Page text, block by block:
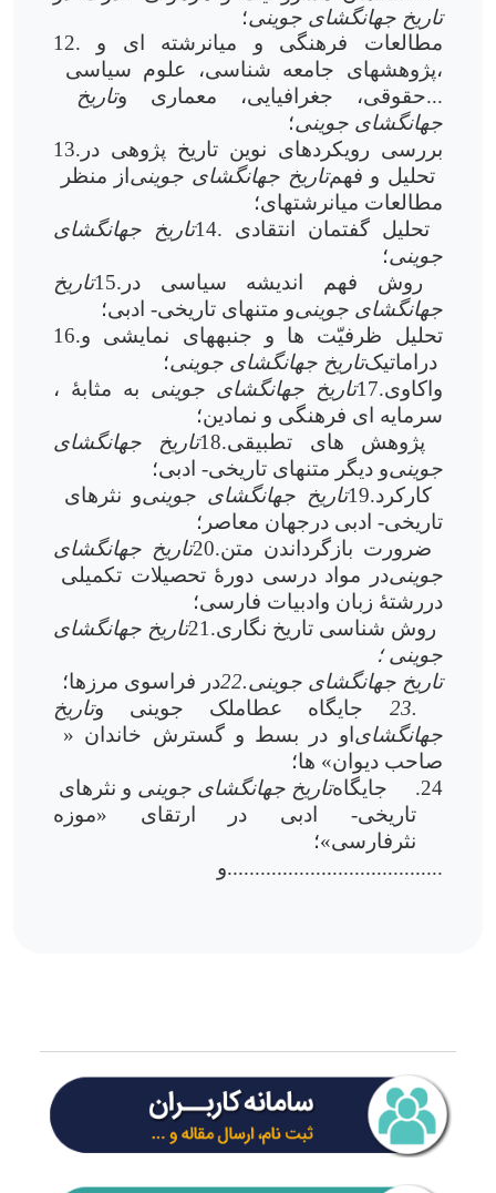
تاریخ جهانگشای جوینی؛
12. مطالعات فرهنگی و میان­رشته ای و
پژوهش­های جامعه شناسی، علوم سیاسی،
حقوقی، جغرافیایی، معماری و...
جهانگشای جوینی؛
13.بررسی رویکردهای نوین تاریخ پژوهی در
تاریخ جهانگشای جوینی
مطالعات میان­رشته­ای؛
تاریخ جهانگشای
جوینی؛
تاریخ
جهانگشای جوینیو متن­های تاریخی- ادبی؛
16.تحلیل ظرفیّت ها و جنبه­های نمایشی و
دراماتیک
تاریخ جهانگشای جوینی؛
17.واکاوی
تاریخ جهانگشای جوینی
، به مثابۀ
سرمایه ای فرهنگی و نمادین؛
تاریخ جهانگشای
جوینیو دیگر متن­های تاریخی- ادبی؛
19.کارکرد
تاریخ جهانگشای جوینی
تاریخی- ادبی درجهان معاصر؛
تاریخ جهانگشای
جوینی
دررشتۀ زبان وادبیات فارسی؛
تاریخ جهانگشای
جوینی ؛
22.تاریخ جهانگشای جوینی
در فراسوی مرزها؛
23.
تاریخ
جهانگشای
صاحب دیوان» ها؛
24.
جایگاهتاریخ جهانگشای جوینی
تاریخی- ادبی در ارتقای «موزه
نثرفارسی»؛
و.......................................